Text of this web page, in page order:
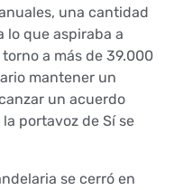
una cantidad
lo que aspiraba a
a más de 39.000
mantener un
un acuerdo
portavoz de Sí se
se cerró en